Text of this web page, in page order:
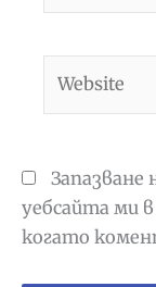
Запазване
уебсайта ми
когато